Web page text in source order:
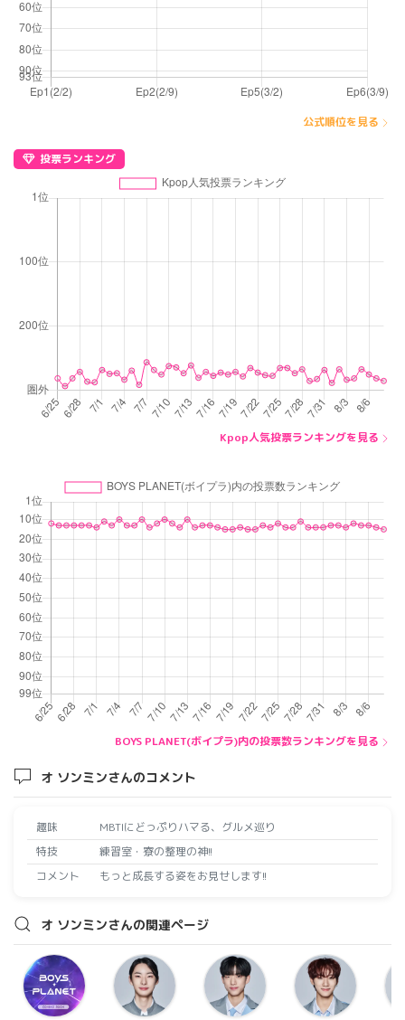
公式順位を見る
投票ランキング
Kpop人気投票ランキングを見る
BOYS PLANET(ボイプラ)内の投票数ランキングを見る
オ ソンミンさんのコメント
趣味
MBTIにどっぷりハマる、グルメ巡り
特技
練習室・寮の整理の神!!
コメント
もっと成長する姿をお見せします!!
オ ソンミンさんの関連ページ